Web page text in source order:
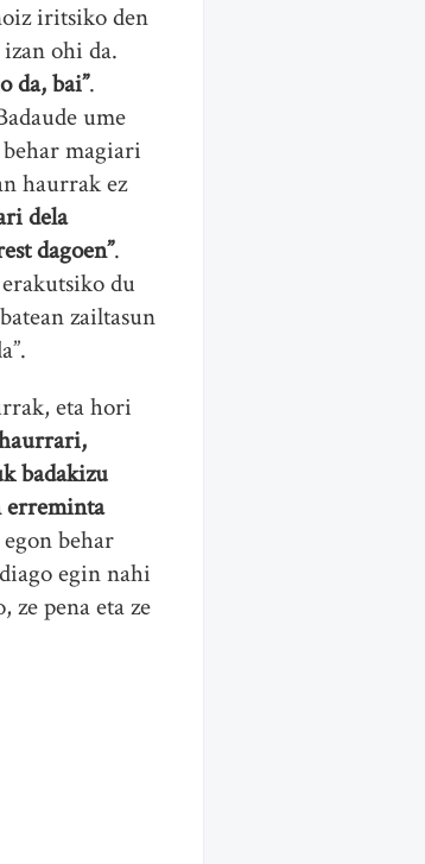
iritsiko den
ohi da.
da, bai”.
ume
magiari
haurrak ez
dela
dagoen”.
du
zailtasun
eta hori
badakizu
erreminta
behar
egin nahi
ze pena eta ze